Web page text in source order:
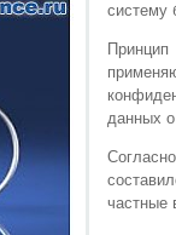
систему
данных
частные